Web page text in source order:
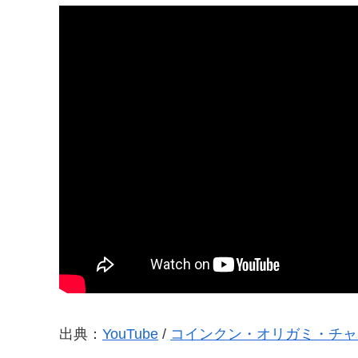
出典： YouTube / コインクン・オリガミ・チ